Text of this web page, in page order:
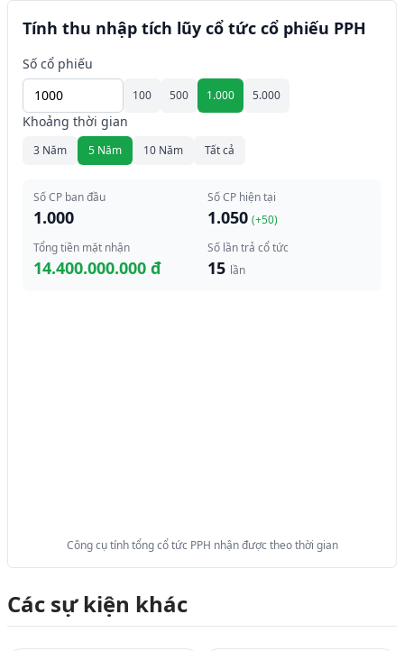
Tính thu nhập tích lũy cổ tức cổ phiếu PPH
Số cổ phiếu
100 500 1.000 5.000
Khoảng thời gian
3 Năm 5 Năm 10 Năm Tất cả
Số CP ban đầu
1.000
Số CP hiện tại
1.050 (+50)
Tổng tiền mặt nhận
14.400.000.000 đ
Số lần trả cổ tức
15 lần
Công cụ tính tổng cổ tức PPH nhận được theo thời gian
Các sự kiện khác